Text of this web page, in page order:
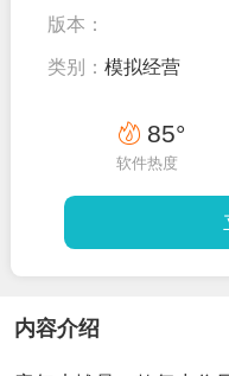
版本：
类别：模拟经营
85°
软件热度
内容介绍